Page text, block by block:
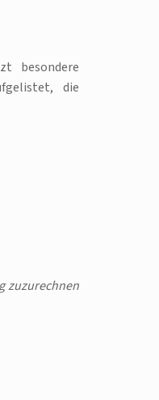
besondere
die
zuzurechnen